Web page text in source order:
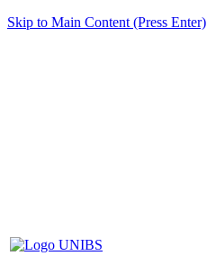
Skip to Main Content (Press Enter)